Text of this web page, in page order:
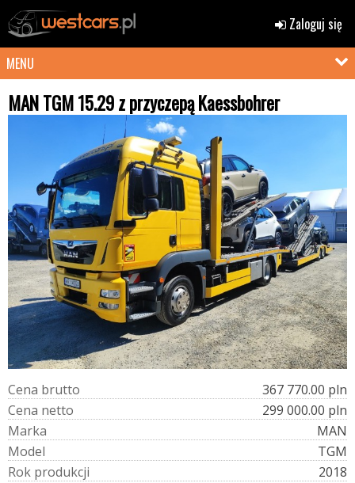
Zaloguj się
MENU
MAN TGM 15.29 z przyczepą Kaessbohrer
Cena brutto
367 770.00 pln
Cena netto
299 000.00 pln
Marka
MAN
Model
TGM
Rok produkcji
2018